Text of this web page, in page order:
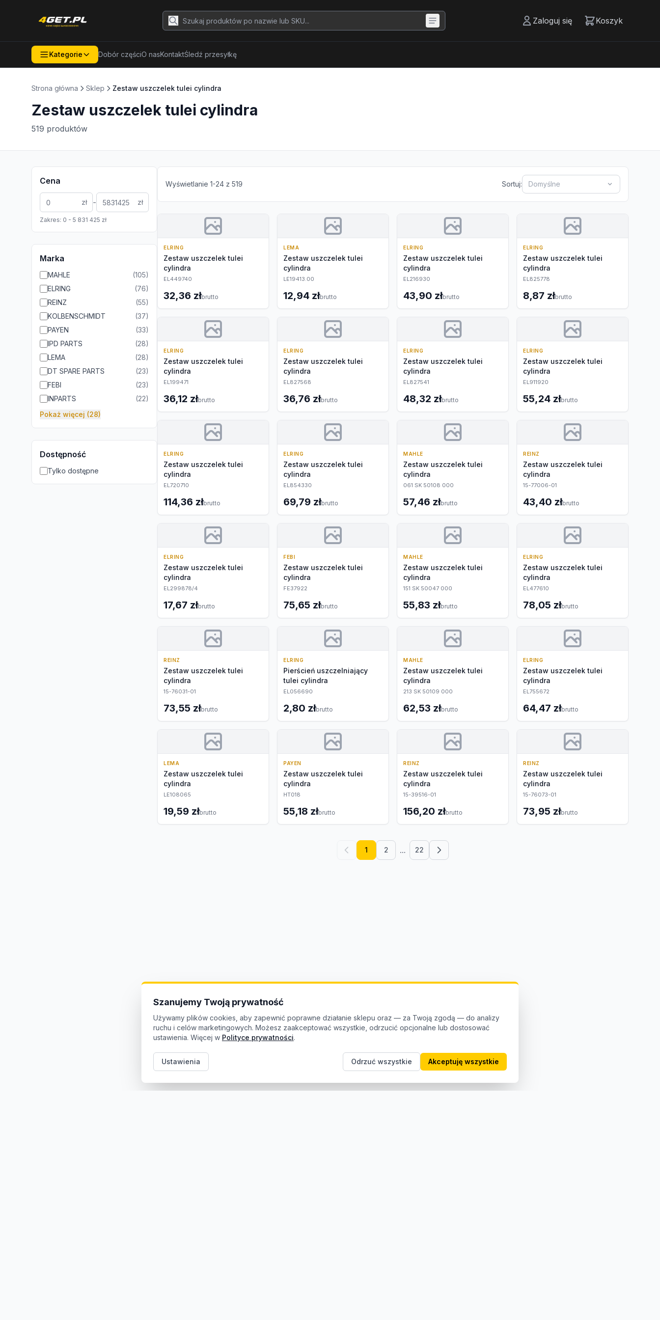
Zaloguj się Koszyk
Kategorie Dobór częściO nasKontaktŚledź przesyłkę
Strona główna Sklep Zestaw uszczelek tulei cylindra
Zestaw uszczelek tulei cylindra
519 produktów
Cena
zł - zł
Zakres: 0 - 5 831 425 zł
Marka
MAHLE (105)
ELRING
(76)
REINZ
(55)
KOLBENSCHMIDT
(37)
PAYEN
(33)
IPD PARTS
(28)
LEMA
(28)
DT SPARE PARTS
(23)
FEBI
(23)
INPARTS
(22)
Pokaż więcej (28)
Dostępność
Tylko dostępne
Wyświetlanie 1-24 z 519 Sortuj: Domyślne
ELRING
Zestaw uszczelek tulei
cylindra
EL449740
32,36 złbrutto
LEMA
Zestaw uszczelek tulei
cylindra
LE19413.00
12,94 złbrutto
ELRING
Zestaw uszczelek tulei
cylindra
EL216930
43,90 złbrutto
ELRING
Zestaw uszczelek tulei
cylindra
EL825778
8,87 złbrutto
ELRING
Zestaw uszczelek tulei
cylindra
EL199471
36,12 złbrutto
ELRING
Zestaw uszczelek tulei
cylindra
EL827568
36,76 złbrutto
ELRING
Zestaw uszczelek tulei
cylindra
EL827541
48,32 złbrutto
ELRING
Zestaw uszczelek tulei
cylindra
EL911920
55,24 złbrutto
ELRING
Zestaw uszczelek tulei
cylindra
EL720710
114,36 złbrutto
ELRING
Zestaw uszczelek tulei
cylindra
EL854330
69,79 złbrutto
MAHLE
Zestaw uszczelek tulei
cylindra
061 SK 50108 000
57,46 złbrutto
REINZ
Zestaw uszczelek tulei
cylindra
15-77006-01
43,40 złbrutto
ELRING
Zestaw uszczelek tulei
cylindra
EL299878/4
17,67 złbrutto
FEBI
Zestaw uszczelek tulei
cylindra
FE37922
75,65 złbrutto
MAHLE
Zestaw uszczelek tulei
cylindra
151 SK 50047 000
55,83 złbrutto
ELRING
Zestaw uszczelek tulei
cylindra
EL477610
78,05 złbrutto
REINZ
Zestaw uszczelek tulei
cylindra
15-76031-01
73,55 złbrutto
ELRING
Pierścień uszczelniający
tulei cylindra
EL056690
2,80 złbrutto
MAHLE
Zestaw uszczelek tulei
cylindra
213 SK 50109 000
62,53 złbrutto
ELRING
Zestaw uszczelek tulei
cylindra
EL755672
64,47 złbrutto
LEMA
Zestaw uszczelek tulei
cylindra
LE108065
19,59 złbrutto
PAYEN
Zestaw uszczelek tulei
cylindra
HT018
55,18 złbrutto
REINZ
Zestaw uszczelek tulei
cylindra
15-39516-01
156,20 złbrutto
REINZ
Zestaw uszczelek tulei
cylindra
15-76073-01
73,95 złbrutto
1 2 ... 22
Szanujemy Twoją prywatność
Używamy plików cookies, aby zapewnić poprawne działanie sklepu oraz — za Twoją zgodą — do analizy
ruchu i celów marketingowych. Możesz zaakceptować wszystkie, odrzucić opcjonalne lub dostosować
ustawienia. Więcej w Polityce prywatności.
Ustawienia Odrzuć wszystkie Akceptuję wszystkie